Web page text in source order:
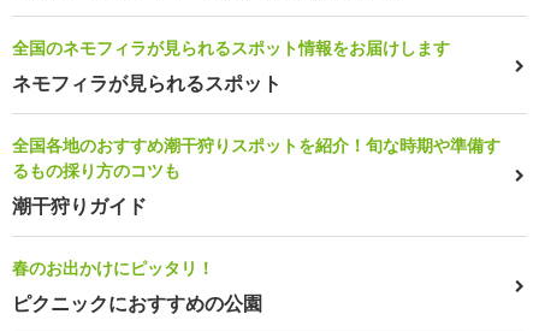
全国のネモフィラが見られるスポット情報をお届けします
ネモフィラが見られるスポット
全国各地のおすすめ潮干狩りスポットを紹介！旬な時期や準備す
るもの採り方のコツも
潮干狩りガイド
春のお出かけにピッタリ！
ピクニックにおすすめの公園